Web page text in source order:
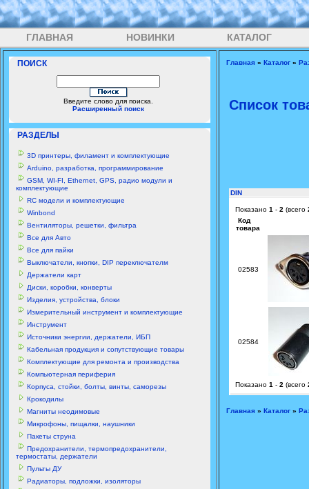
ГЛАВНАЯ НОВИНКИ КАТАЛОГ
ПОИСК
Введите слово для поиска.
Расширенный поиск
РАЗДЕЛЫ
3D принтеры, филамент и комплектующие
Arduino, разработка, программирование
GSM, WI-FI, Ethernet, GPS, радио модули и
комплектующие
RC модели и комплектующие
Winbond
Вентиляторы, решетки, фильтра
Все для Авто
Все для пайки
Выключатели, кнопки, DIP переключателм
Держатели карт
Диски, коробки, конверты
Изделия, устройства, блоки
Измерительный инструмент и комплектующие
Инструмент
Источники энергии, держатели, ИБП
Кабельная продукция и сопутствующие товары
Комплектующие для ремонта и производства
Компьютерная периферия
Корпуса, стойки, болты, винты, саморезы
Крокодилы
Магниты неодимовые
Микрофоны, пищалки, наушники
Пакеты струна
Предохранители, термопредохранители,
термостаты, держатели
Пульты ДУ
Радиаторы, подложки, изоляторы
Главная » Каталог »
Список
DIN
Показано 1 - 2 (всего
Код
товара
02583
02584
Показано 1 - 2 (всего
Главная » Каталог »